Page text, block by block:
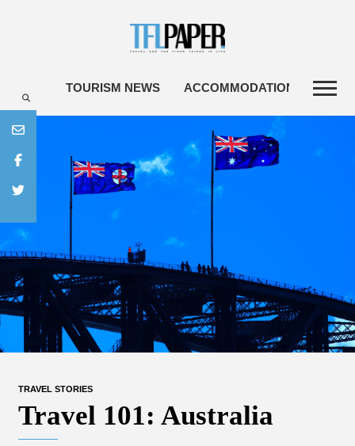
TOURISM NEWS ACCOMMODATIONS
TRAVEL STORIES
Travel 101: Australia